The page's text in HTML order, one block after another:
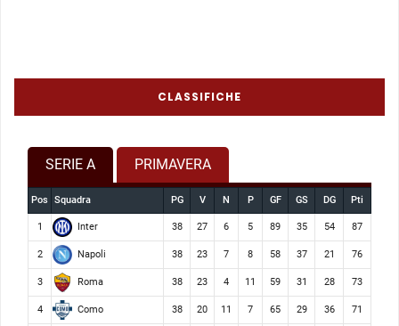
CLASSIFICHE
SERIE A PRIMAVERA
Pos Squadra PG V N P GF GS DG Pti
1 Inter 38 27 6 5 89 35 54 87
2 Napoli 38 23 7 8 58 37 21 76
3 Roma 38 23 4 11 59 31 28 73
4 Como 38 20 11 7 65 29 36 71